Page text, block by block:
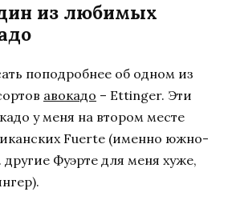
из любимых
поподробнее об одном из
авокадо – Ettinger. Эти
у меня на втором месте
Fuerte (именно южно-
Фуэрте для меня хуже,